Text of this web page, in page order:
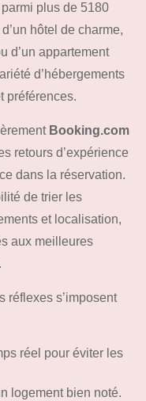
plus de 5180
hôtel de charme,
d’un appartement
d’hébergements
préférences.
Booking.com
retours d’expérience
dans la réservation.
de trier les
et localisation,
aux meilleures
réflexes s’imposent
réel pour éviter les
logement bien noté.